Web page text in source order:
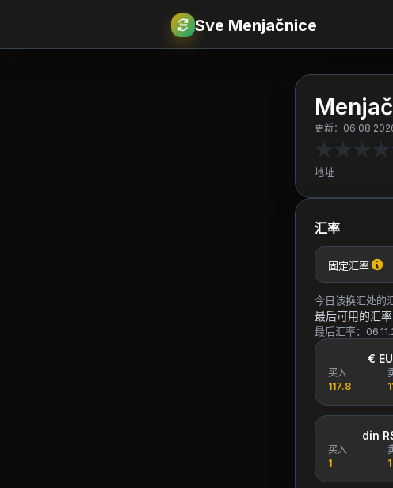
€RSD Sve Menjačnice
更新：
★★★★
地址
汇率
固定汇率
今日该换汇处的
最后可用的汇率
最后汇率：
€
买入
117.8
din
买入
1
1